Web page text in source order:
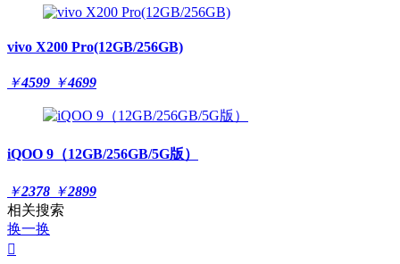
vivo X200 Pro(12GB/256GB)
￥4599 ￥4699
iQOO 9（12GB/256GB/5G版）
￥2378 ￥2899
相关搜索
换一换
